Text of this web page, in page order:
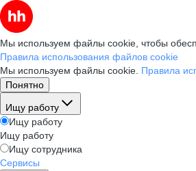
Мы используем файлы cookie, чтобы
Правила использования файлов cookie
Мы используем файлы cookie. Правила
Понятно
Ищу работу
Ищу работу
Ищу работу
Ищу сотрудника
Сервисы